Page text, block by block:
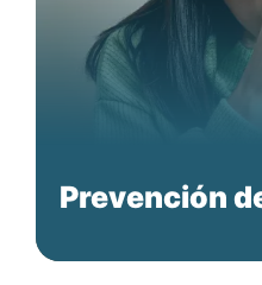
Prevención